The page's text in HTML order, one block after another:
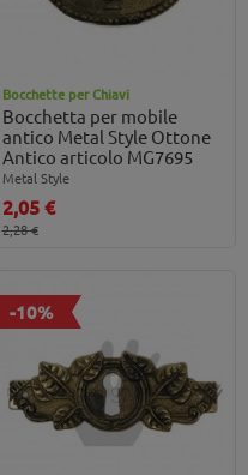
Bocchette per Chiavi
Bocchetta per mobile
antico Metal Style Ottone
Antico articolo MG7695
Metal Style
2,05 €
2,28 €
-10%